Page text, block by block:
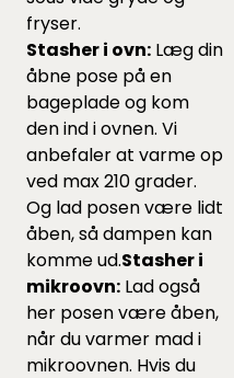
fryser.
Stasher i ovn: Læg din
åbne pose på en
bageplade og kom
den ind i ovnen. Vi
anbefaler at varme op
ved max 210 grader.
Og lad posen være lidt
åben, så dampen kan
komme ud.Stasher i
mikroovn: Lad også
her posen være åben,
når du varmer mad i
mikroovnen. Hvis du